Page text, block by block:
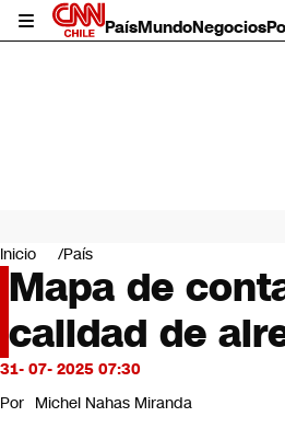
PaísMundoNegocios
Mundo
Negocios
Deportes
Programas completos
Cultura
Servicios
Bits
CNN Data
Inicio País
Mapa de
calidad de
31- 07- 2025 07:30
Por Michel Nahas Miranda